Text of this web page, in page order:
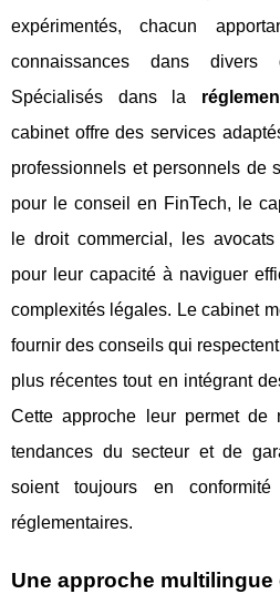
expérimentés, chacun
connaissances dans divers
Spécialisés dans la
cabinet offre des services
professionnels et personnels de
pour le conseil en FinTech, le
le droit commercial, les
pour leur capacité à naviguer
complexités légales. Le cabinet
fournir des conseils qui
plus récentes tout en intégrant
Cette approche leur permet
tendances du secteur et de
soient toujours en
réglementaires.
Une approche multilingue